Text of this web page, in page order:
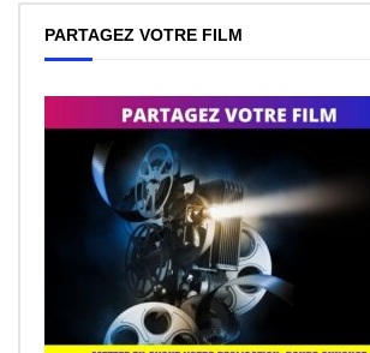
PARTAGEZ VOTRE FILM